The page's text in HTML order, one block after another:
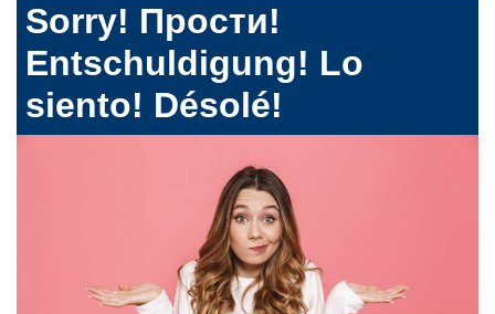
Sorry! Прости!
Entschuldigung! Lo
siento! Désolé!